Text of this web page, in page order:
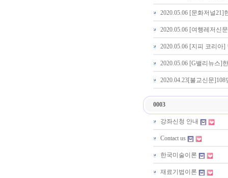
2020.05.06 [문화저널21]
2020.05.06 [여행레저신
2020.05.06 [지피 코리
2020.05.06 [G밸리뉴스]
2020.04.23[불교신문
0003
강좌신청 안내
Contact us
한국미술이론
재료기법이론